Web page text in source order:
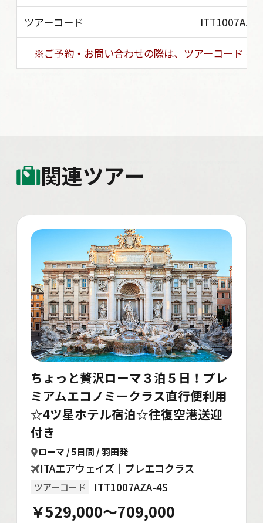
ツアーコード ITT1007AZY
※ご予約・お問い合わせの際は、ツアーコード を
関連ツアー
ちょっと贅沢ローマ３泊５日！プレ
ミアムエコノミークラス直行便利用
☆4ツ星ホテル宿泊☆往復空港送迎
付き
ローマ / 5日間 / 羽田発
ITAエアウェイズ｜プレエコクラス
ツアーコード ITT1007AZA-4S
￥529,000～709,000